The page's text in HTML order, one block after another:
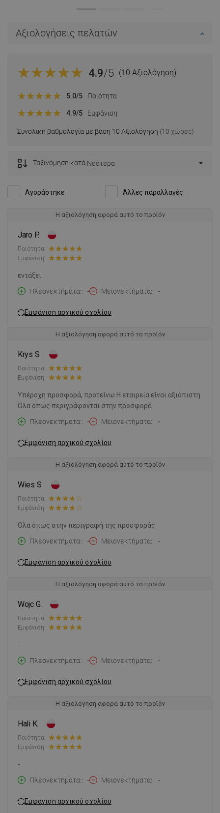
Αξιολογήσεις πελατών
4.9/5 (10 Αξιολόγηση)
Συνολική βαθμολογία με βάση 10 Αξιολόγηση (10 χώρες)
5.0/5 Ποιότητα
4.9/5 Εμφάνιση
Αγοράστηκε Άλλες παραλλαγές
Ταξινόμηση κατά:Νεότερα
Η αξιολόγηση αφορά αυτό το προϊόν
Jaro P.
Ποιότητα:
Εμφάνιση:
εντάξει
Πλεονεκτήματα:
- Μειονεκτήματα: -
Εμφάνιση αρχικού σχολίου
Η αξιολόγηση αφορά αυτό το προϊόν
Krys S.
Ποιότητα:
Εμφάνιση:
Υπέροχη προσφορά, προτείνω Η εταιρεία είναι αξιόπιστη
Όλα όπως περιγράφονται στην προσφορά
Πλεονεκτήματα:
- Μειονεκτήματα: -
Εμφάνιση αρχικού σχολίου
Η αξιολόγηση αφορά αυτό το προϊόν
Wies S.
Ποιότητα:
Εμφάνιση:
Όλα όπως στην περιγραφή της προσφοράς
Πλεονεκτήματα:
- Μειονεκτήματα: -
Εμφάνιση αρχικού σχολίου
Η αξιολόγηση αφορά αυτό το προϊόν
Wojc G.
Ποιότητα:
Εμφάνιση:
-
Πλεονεκτήματα:
- Μειονεκτήματα: -
Εμφάνιση αρχικού σχολίου
Η αξιολόγηση αφορά αυτό το προϊόν
Hali K.
Ποιότητα:
Εμφάνιση:
-
Πλεονεκτήματα:
- Μειονεκτήματα: -
Εμφάνιση αρχικού σχολίου